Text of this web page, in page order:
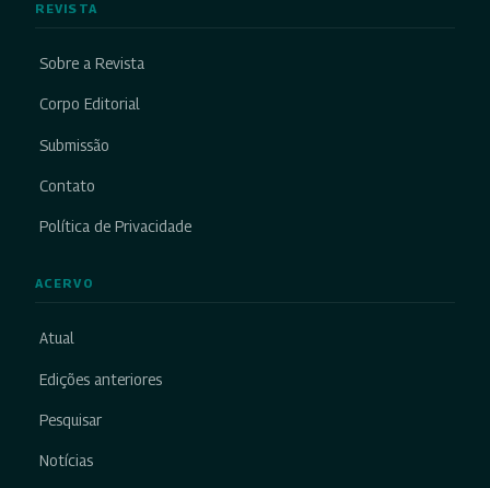
REVISTA
Sobre a Revista
Corpo Editorial
Submissão
Contato
Política de Privacidade
ACERVO
Atual
Edições anteriores
Pesquisar
Notícias